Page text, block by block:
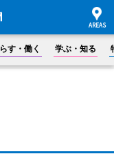
す・働く 学ぶ・知る